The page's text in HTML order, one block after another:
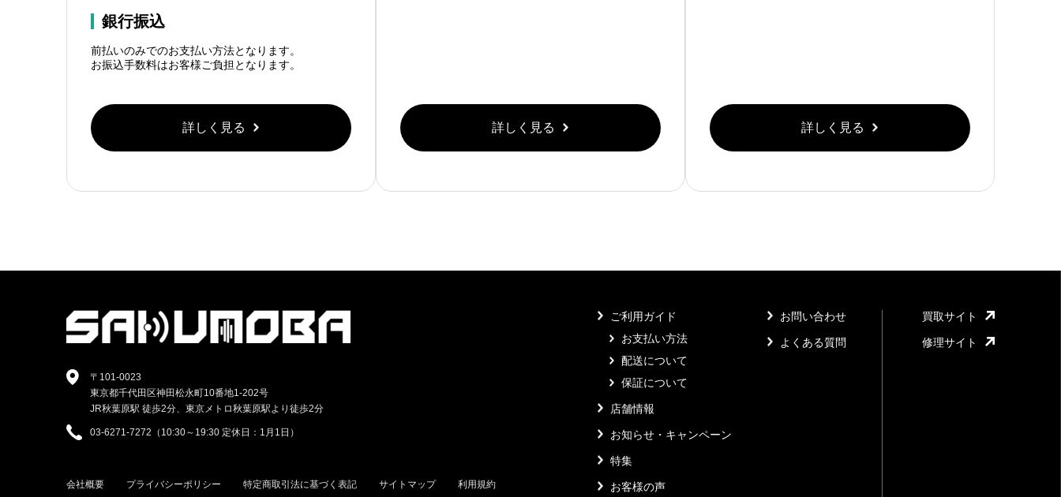
銀行振込
前払いのみでのお支払い方法となります。
お振込手数料はお客様ご負担となります。
詳しく見る 詳しく見る 詳しく見る
〒101-0023
東京都千代田区神田松永町10番地1-202号
JR秋葉原駅 徒歩2分、東京メトロ秋葉原駅より徒歩2分
03-6271-7272（10:30～19:30 定休日：1月1日）
会社概要 プライバシーポリシー 特定商取引法に基づく表記 サイトマップ 利用規約
ご利用ガイド
お支払い方法
配送について
保証について
店舗情報
お知らせ・キャンペーン
特集
お客様の声
お問い合わせ
よくある質問
買取サイト
修理サイト